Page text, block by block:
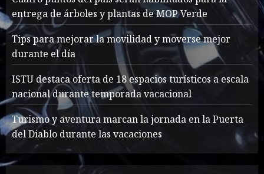
1
primeros seis días del Plan
Vacación 2026
AGOSTO 7, 2026 29
2
Searching for the
forgotten heroes of World
War Two
MAYO 14, 2024 860
entrega de árboles y plantas de MOP Verde
Tips para mejorar la movilidad y moverse mejor
durante el día
ISTU destaca oferta de 18 espacios turísticos a escala
nacional durante temporada vacacional
Turismo y aventura marcan la jornada en la Puerta
del Diablo durante las vacaciones